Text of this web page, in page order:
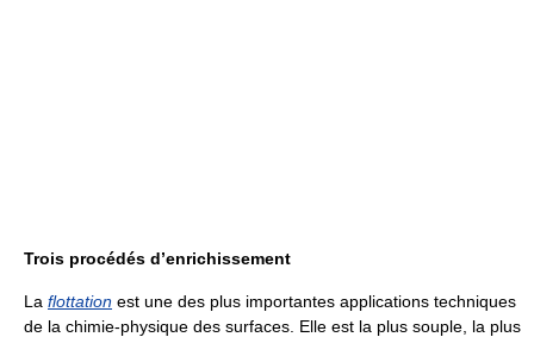
Trois procédés d’enrichissement
La flottation est une des plus importantes applications techniques
de la chimie-physique des surfaces. Elle est la plus souple, la plus